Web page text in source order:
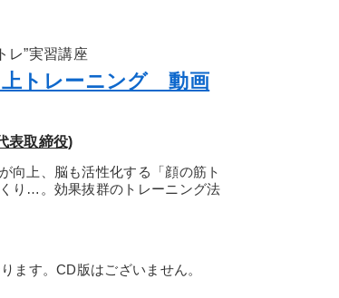
レ”実習講座
上トレーニング 動画
表取締役)
向上、脳も活性化する「顔の筋ト
り…。効果抜群のトレーニング法
ます。CD版はございません。